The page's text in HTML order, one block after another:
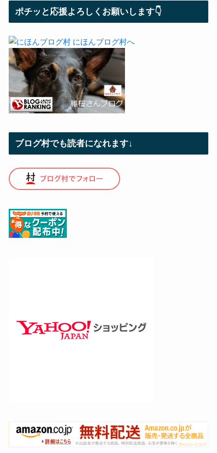
ポチッと応援よろしくお願いします👇
ブログ村でも読者になれます↓